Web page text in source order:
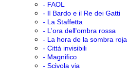
- FAOL
- Il Bardo e il Re dei Gatti
- La Staffetta
- L'ora dell'ombra rossa
- La hora de la sombra roja
- Città invisibili
- Magnifico
- Scivola via